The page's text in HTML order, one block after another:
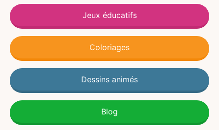
Jeux éducatifs
Coloriages
Dessins animés
Blog